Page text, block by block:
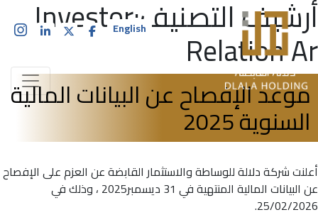
Englishأرشيف التصنيف:Investor
Relation Ar
موعد الإفصاح عن البيانات المالية
السنوية 2025
أعلنت شركة دلالة للوساطة والاستثمار القابضة عن العزم على الإفصاح
عن البيانات المالية المنتهية في ‏31 ديسمبر‎ 2025، وذلك في
25/02/2026.